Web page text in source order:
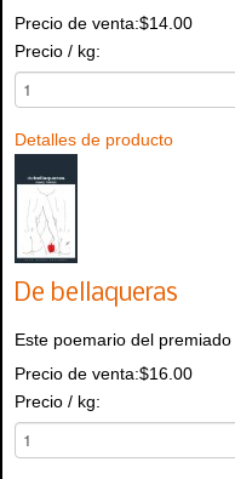
Precio de venta:$14.00
Precio / kg:
Detalles de producto
De bellaqueras
Este poemario del
Precio de venta:$16.00
Precio / kg: